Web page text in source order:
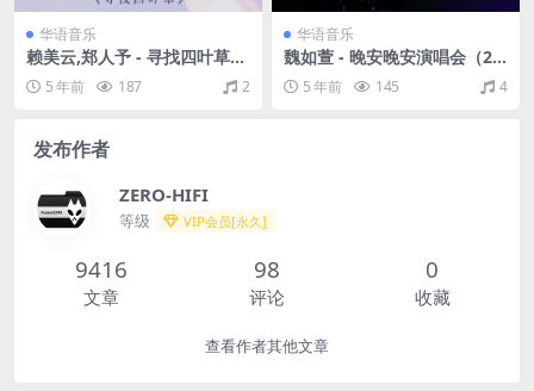
华语音乐
赖美云,郑人予 - 寻找四叶草
网剧《乌鸦小姐与蜥蜴先生》
片头曲（Flac/24.8M）
5 年前 187 2
华语音乐
魏如萱 - 晚安晚安演唱会（20
12/FLAC/分轨/844M）
5 年前 145 4
发布作者
ZERO-HIFI
等级 VIP会员[永久]
9416
文章
98
评论
0
收藏
查看作者其他文章